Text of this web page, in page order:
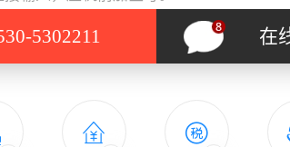
5302211 在